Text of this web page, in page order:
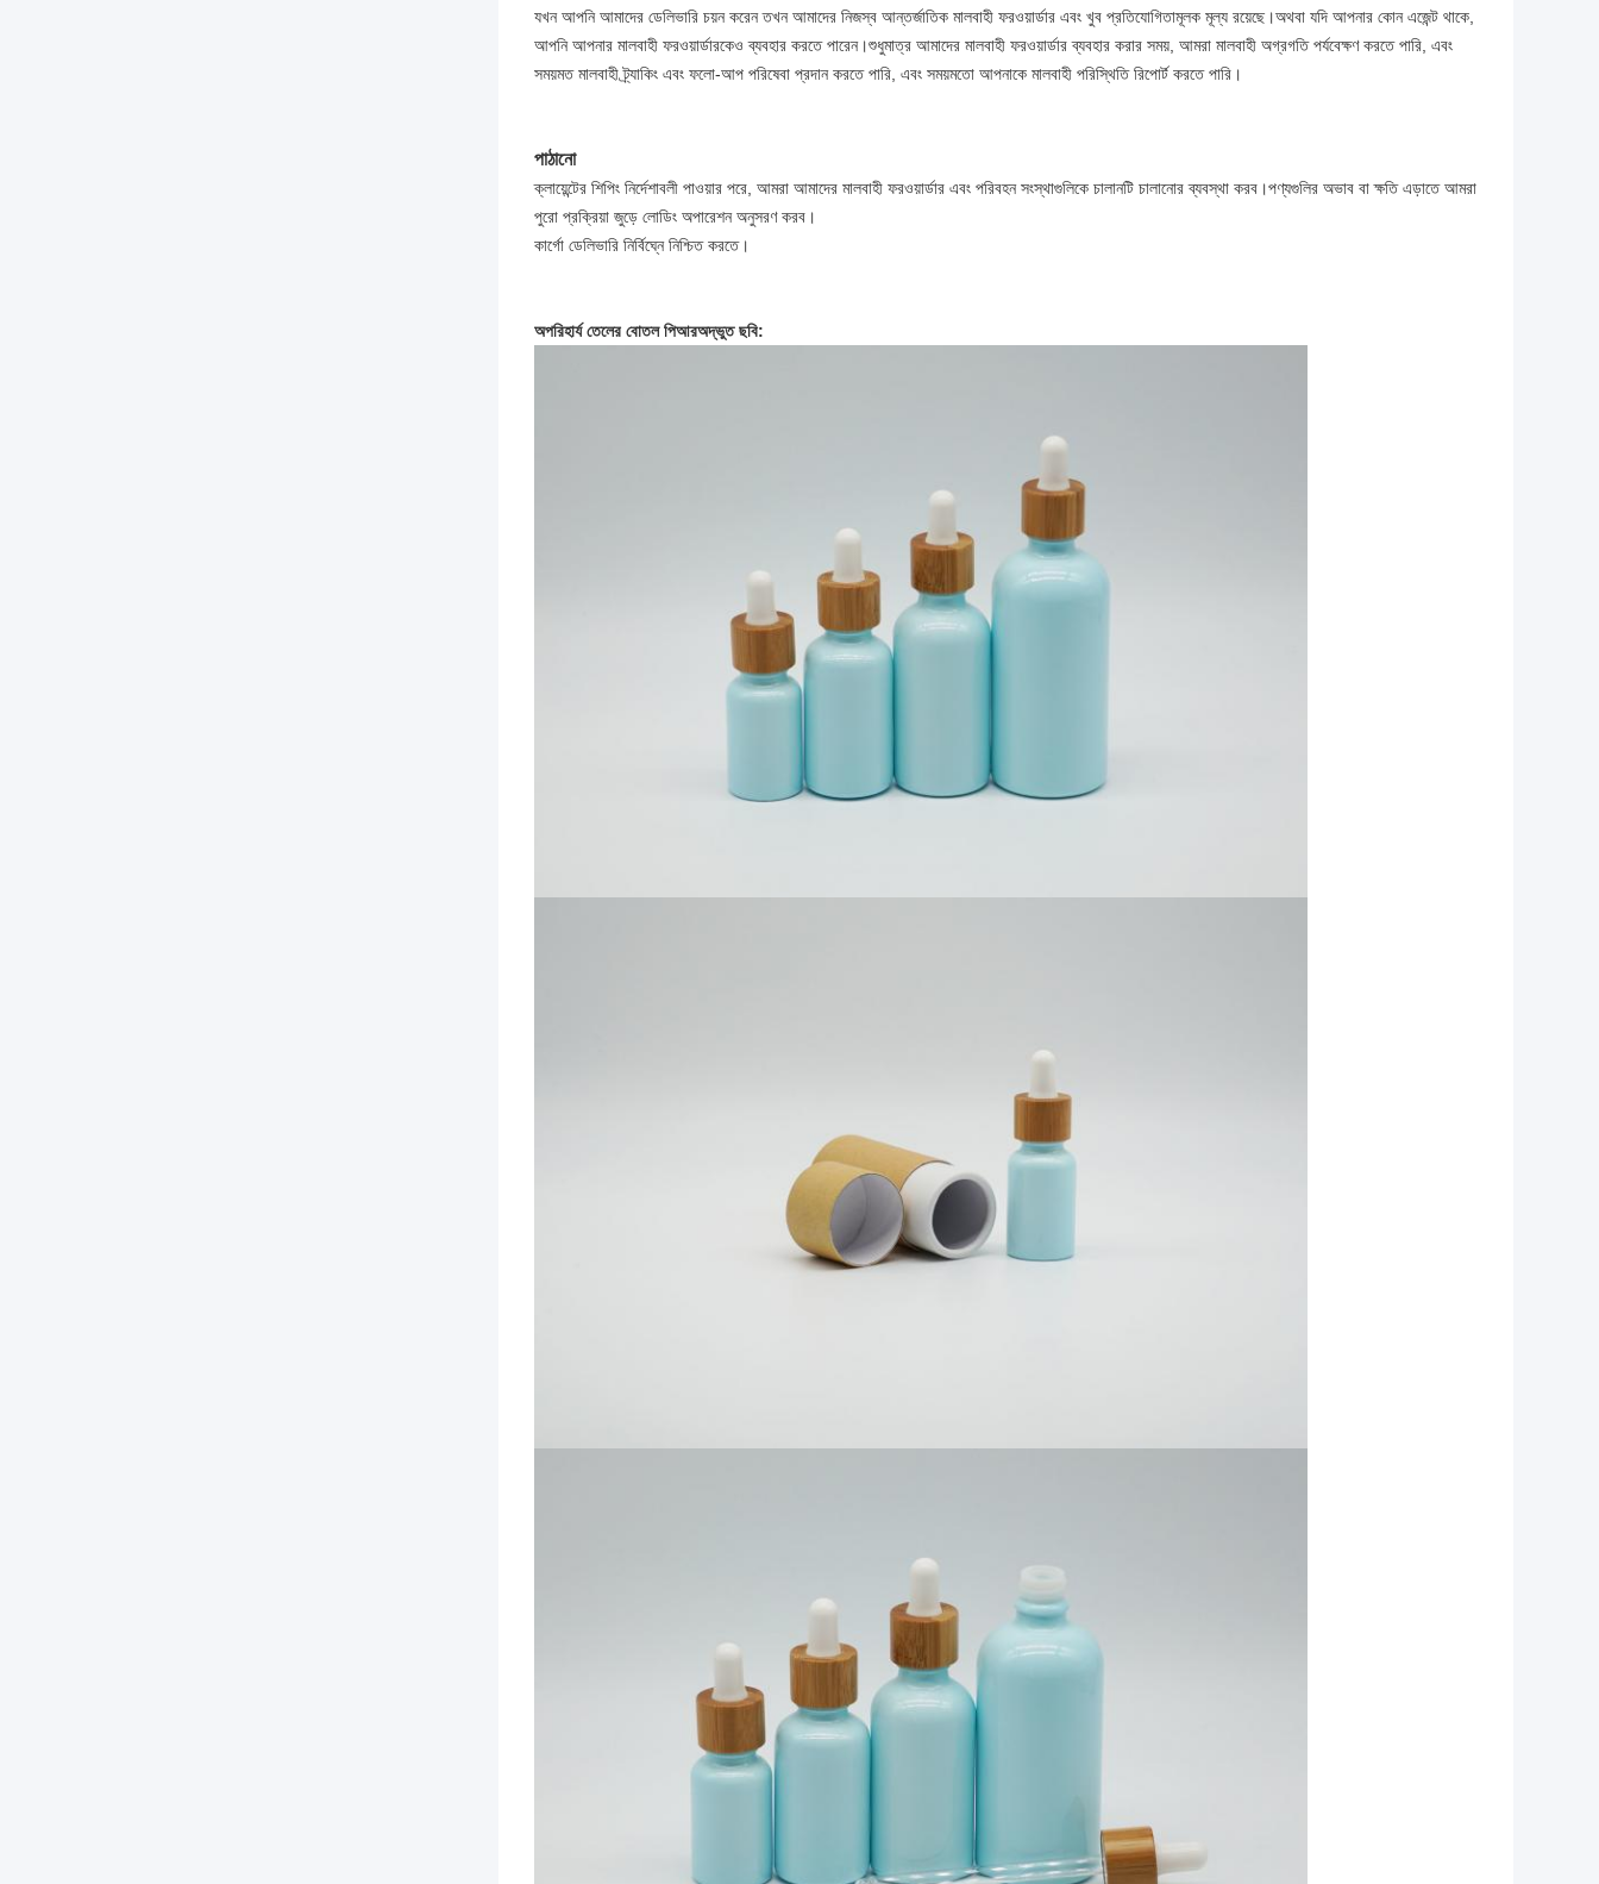
যখন আপনি আমাদের ডেলিভারি চয়ন করেন তখন আমাদের নিজস্ব আন্তর্জাতিক মালবাহী ফরওয়ার্ডার এবং খুব প্রতিযোগিতামূলক মূল্য রয়েছে।অথবা যদি আপনার কোন এজেন্ট থাকে,
আপনি আপনার মালবাহী ফরওয়ার্ডারকেও ব্যবহার করতে পারেন।শুধুমাত্র আমাদের মালবাহী ফরওয়ার্ডার ব্যবহার করার সময়, আমরা মালবাহী অগ্রগতি পর্যবেক্ষণ করতে পারি, এবং
সময়মত মালবাহী ট্র্যাকিং এবং ফলো-আপ পরিষেবা প্রদান করতে পারি, এবং সময়মতো আপনাকে মালবাহী পরিস্থিতি রিপোর্ট করতে পারি।
পাঠানো
ক্লায়েন্টের শিপিং নির্দেশাবলী পাওয়ার পরে, আমরা আমাদের মালবাহী ফরওয়ার্ডার এবং পরিবহন সংস্থাগুলিকে চালানটি চালানোর ব্যবস্থা করব।পণ্যগুলির অভাব বা ক্ষতি এড়াতে আমরা
পুরো প্রক্রিয়া জুড়ে লোডিং অপারেশন অনুসরণ করব।
কার্গো ডেলিভারি নির্বিঘ্নে নিশ্চিত করতে।
অপরিহার্য তেলের বোতলপিআরঅদ্ভুত ছবি: